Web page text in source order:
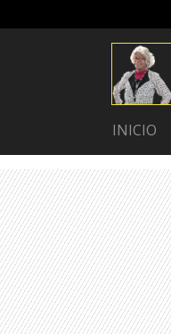
INICIO